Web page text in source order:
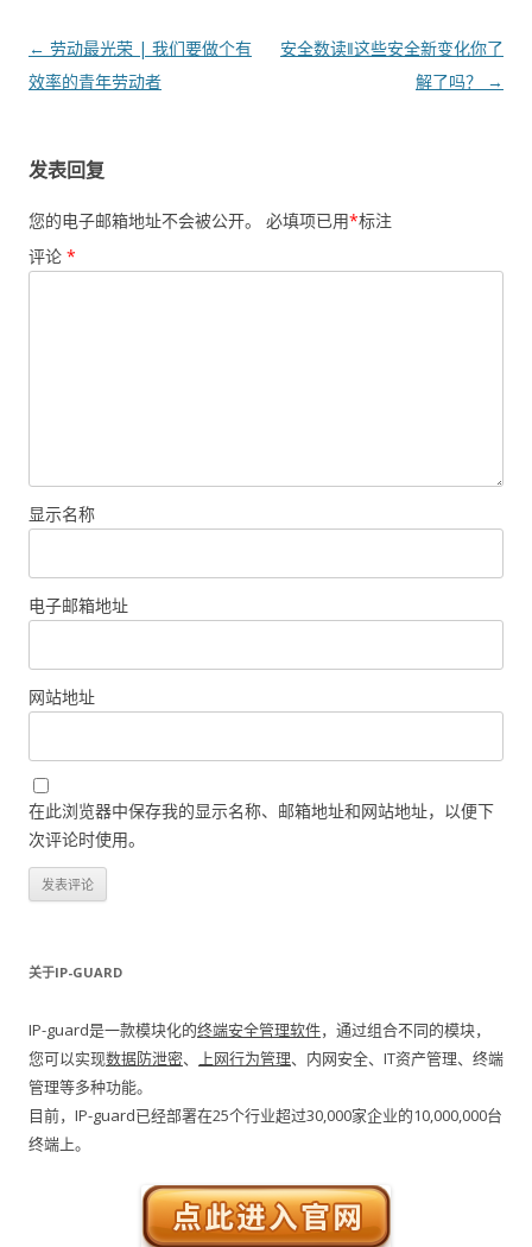
文章导航
← 劳动最光荣 | 我们要做个有
效率的青年劳动者
安全数读‖这些安全新变化你了
解了吗？
→
发表回复
您的电子邮箱地址不会被公开。 必填项已用*标注
评论 *
显示名称
电子邮箱地址
网站地址
在此浏览器中保存我的显示名称、邮箱地址和网站地址，以便下
次评论时使用。
关于IP-GUARD
IP-guard是一款模块化的终端安全管理软件，通过组合不同的模块，
您可以实现数据防泄密、 上网行为管理、内网安全、IT资产管理、终端
管理等多种功能。
目前，IP-guard已经部署在25个行业超过30,000家企业的10,000,000台
终端上。